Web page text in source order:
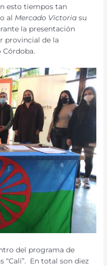
esto tiempos tan
al Mercado Victoria su
la presentación
provincial de la
Córdoba.
del programa de
“Cali”. En total son diez